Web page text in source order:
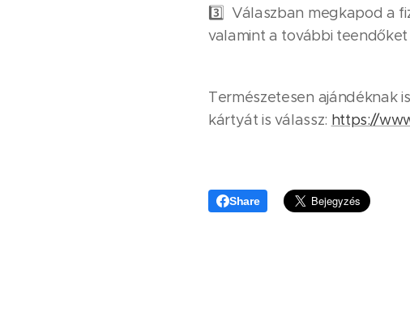
3️⃣ Válaszban megkapod a
valamint a további teendőket
Természetesen ajándéknak
kártyát is válassz: https://
Share